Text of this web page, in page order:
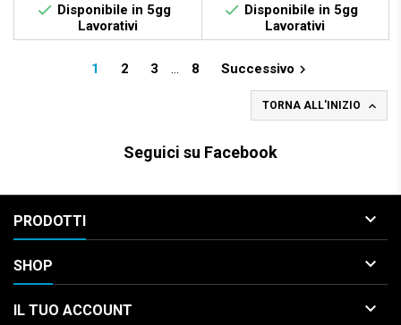
 Disponibile in 5gg
Lavorativi
 Disponibile in 5gg
Lavorativi
1 2 3 … 8 Successivo 
TORNA ALL'INIZIO 
Seguici su Facebook
PRODOTTI 
SHOP 
IL TUO ACCOUNT 